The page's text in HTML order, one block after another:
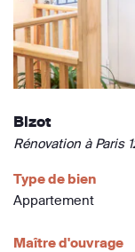
Bizot
Rénovation à Paris
Type de bien
Appartement
Maître d'ouvrage